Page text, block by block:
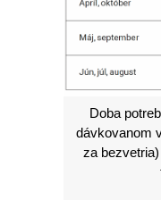
Doba
dávkovanom
za